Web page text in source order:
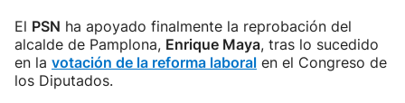
El PSN ha apoyado finalmente la reprobación del
alcalde de Pamplona, Enrique Maya, tras lo sucedido
en la votación de la reforma laboral en el Congreso de
los Diputados.